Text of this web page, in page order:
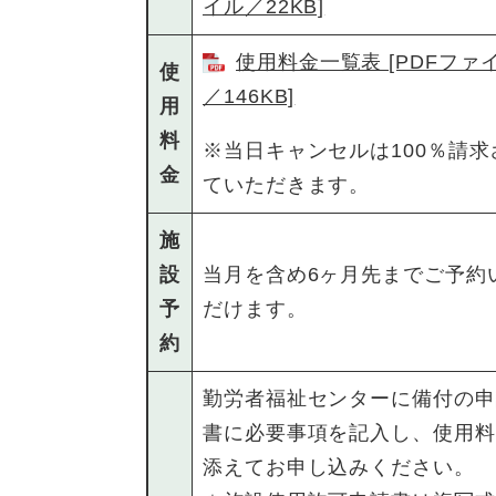
イル／22KB]
使
用
料
金
使用料金一覧表 [PDFファ
／146KB]
※当日キャンセルは100％請求
ていただきます。
施
設
予
約
当月を含め6ヶ月先までご予約
だけます。
勤労者福祉センターに備付の
書に必要事項を記入し、使用
添えてお申し込みください。